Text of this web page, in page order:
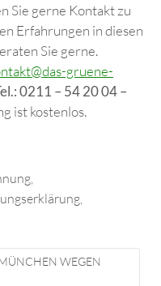
Sie gerne Kontakt zu
Erfahrungen in diesen
Sie gerne.
gruene-
0211 – 54 20 04 –
ist kostenlos.
WEGEN